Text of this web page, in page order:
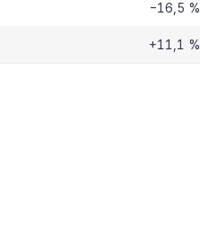
−16,5 %
+11,1 %